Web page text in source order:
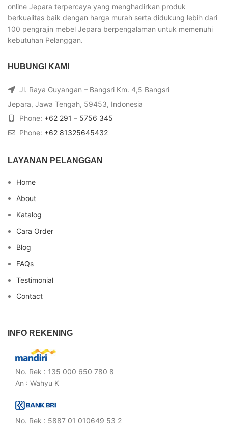
online Jepara terpercaya yang menghadirkan produk
berkualitas baik dengan harga murah serta didukung lebih dari
100 pengrajin mebel Jepara berpengalaman untuk memenuhi
kebutuhan Pelanggan.
HUBUNGI KAMI
Jl. Raya Guyangan – Bangsri Km. 4,5 Bangsri
Jepara, Jawa Tengah, 59453, Indonesia
Phone: +62 291 – 5756 345
Phone: +62 81325645432
LAYANAN PELANGGAN
Home
About
Katalog
Cara Order
Blog
FAQs
Testimonial
Contact
INFO REKENING
No. Rek : 135 000 650 780 8
An : Wahyu K
No. Rek : 5887 01 010649 53 2